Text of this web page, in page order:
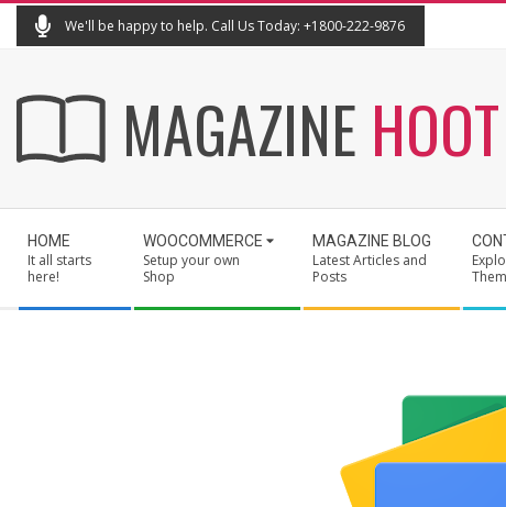
We'll be happy to help. Call Us Today: +1800-222-9876
MAGAZINE HOOT
Navigation
Menu
HOME
It all starts
here!
WOOCOMMERCE
Setup your own
Shop
MAGAZINE BLOG
Latest Articles and
Posts